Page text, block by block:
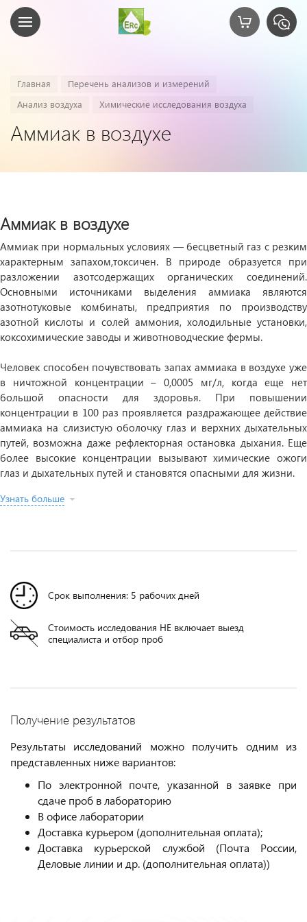
Главная
Перечень анализов и измерений
Анализ воздуха
Химические исследования воздуха
Аммиак в воздухе
Аммиак в воздухе
Аммиак при нормальных условиях — бесцветный газ с резким
характерным запахом,токсичен. В природе образуется при
разложении азотсодержащих органических соединений.
Основными источниками выделения аммиака являются
азотнотуковые комбинаты, предприятия по производству
азотной кислоты и солей аммония, холодильные установки,
коксохимические заводы и животноводческие фермы.
Человек способен почувствовать запах аммиака в воздухе уже
в ничтожной концентрации – 0,0005 мг/л, когда еще нет
большой опасности для здоровья. При повышении
концентрации в 100 раз проявляется раздражающее действие
аммиака на слизистую оболочку глаз и верхних дыхательных
путей, возможна даже рефлекторная остановка дыхания. Еще
более высокие концентрации вызывают химические ожоги
глаз и дыхательных путей и становятся опасными для жизни.
Узнать больше
Срок выполнения: 5 рабочих дней
Стоимость исследования НЕ включает выезд
специалиста и отбор проб
Получение результатов
Результаты исследований можно получить одним из
представленных ниже вариантов:
По электронной почте, указанной в заявке при
сдаче проб в лабораторию
В офисе лаборатории
Доставка курьером (дополнительная оплата);
Доставка курьерской службой (Почта России,
Деловые линии и др. (дополнительная оплата))